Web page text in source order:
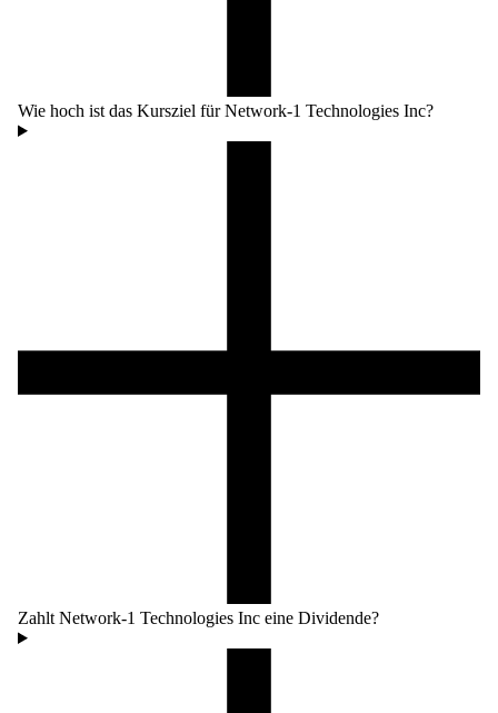
Wie hoch ist das Kursziel für Network-1 Technologies Inc?
Zahlt Network-1 Technologies Inc eine Dividende?